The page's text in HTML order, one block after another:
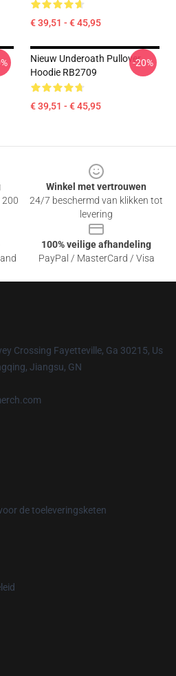
€ 39,51 - € 45,95
Nieuw Underoath Pullover
Hoodie RB2709
€ 39,51 - € 45,95
-20%
200
Winkel met vertrouwen
24/7 beschermd van klikken tot
levering
100% veilige afhandeling
PayPal / MasterCard / Visa
Crossing Fayetteville, Ga 30215, Us
Jiangsu, GN
de toeleveringsketen